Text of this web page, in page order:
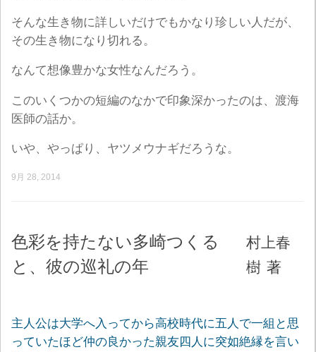
そんな生き物に詳しいだけでもかなり珍しい人だが、
その生き物になり切れる。
なんて想像豊かな女性なんだろう。
このいくつかの短編のなかで印象深かったのは、渡海
医師の話か。
いや、やっぱり、ヤツメウナギだろうな。
9月 28, 2014
色彩を持たない多崎つくる
と、彼の巡礼の年
村上春
樹 著
主人公は大学へ入ってから高校時代に五人で一組と思
っていたほど仲の良かった親友四人に突如絶縁を言い